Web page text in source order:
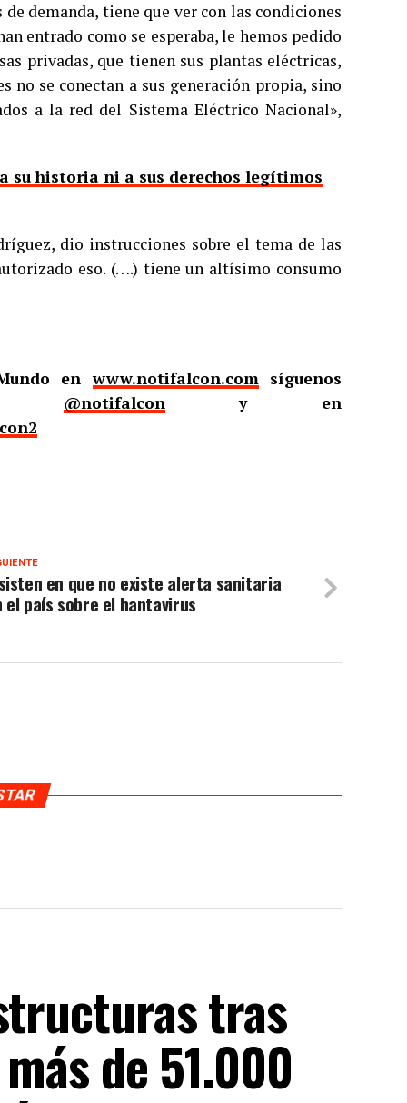
demanda, tiene que ver con las condiciones
entrado como se esperaba, le hemos pedido
privadas, que tienen sus plantas eléctricas,
no se conectan a sus generación propia, sino
a la red del Sistema Eléctrico Nacional»,
su historia ni a sus derechos legítimos
dio instrucciones sobre el tema de las
eso. (….) tiene un altísimo consumo
enwww.notifalcon.comsíguenos
@notifalcony en
en que no existe alerta sanitaria
el país sobre el hantavirus
tras
de 51.000